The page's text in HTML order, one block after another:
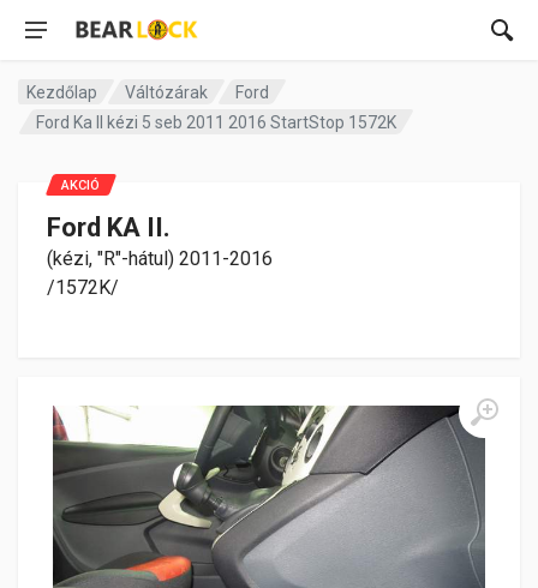
Kezdőlap Váltózárak
Ford
Ford Ka II kézi 5 seb 2011 2016 StartStop 1572K
Ford KA II.
(kézi, "R"-hátul) 2011-2016
/1572K/
AKCIÓ